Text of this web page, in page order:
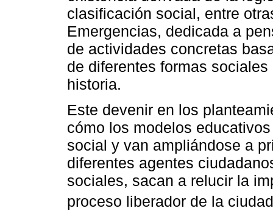
clasificación social, entre
Emergencias, dedicada a
de actividades concretas
de diferentes formas
historia.
Este devenir en los
cómo los modelos
social y van ampliándose a
diferentes agentes
sociales, sacan a relucir la
proceso liberador de la